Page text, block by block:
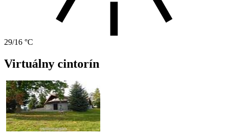
29/16 °C
Virtuálny cintorín